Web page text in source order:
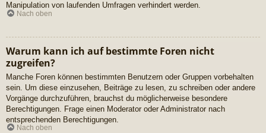
Manipulation von laufenden Umfragen verhindert werden.
Nach oben
Warum kann ich auf bestimmte Foren nicht
zugreifen?
Manche Foren können bestimmten Benutzern oder Gruppen vorbehalten
sein. Um diese einzusehen, Beiträge zu lesen, zu schreiben oder andere
Vorgänge durchzuführen, brauchst du möglicherweise besondere
Berechtigungen. Frage einen Moderator oder Administrator nach
entsprechenden Berechtigungen.
Nach oben